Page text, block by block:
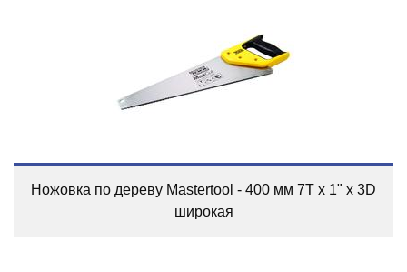
Ножовка по дереву Mastertool - 400 мм 7T x 1" x 3D
широкая